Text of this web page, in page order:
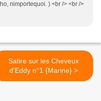
nimportequoi. ) <br /> <br />
Satire sur les Cheveux
d'Eddy n°1 {Marine} >